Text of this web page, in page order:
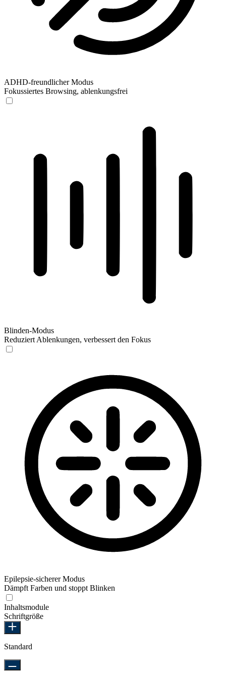
ADHD-freundlicher Modus
Fokussiertes Browsing, ablenkungsfrei
Blinden-Modus
Reduziert Ablenkungen, verbessert den Fokus
Epilepsie-sicherer Modus
Dämpft Farben und stoppt Blinken
Inhaltsmodule
Schriftgröße
Standard